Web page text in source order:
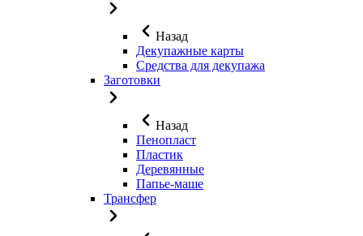
Назад
Декупажные карты
Средства для декупажа
Заготовки
Назад
Пенопласт
Пластик
Деревянные
Папье-маше
Трансфер